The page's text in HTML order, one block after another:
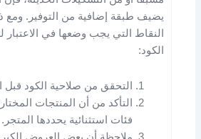
يضيف طبقة إضافية من التوفير. ومع
النقاط التي يجب وضعها في الاعتبار
الكود:
التحقق من صلاحية الكود قبل
التأكد من أن المنتجات
فئات استثنائية يحددها المتجر.
ملاحظة أن بعض العروض